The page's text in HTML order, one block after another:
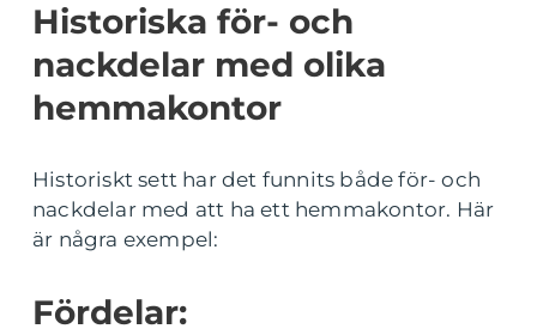
Historiska för- och
nackdelar med olika
hemmakontor
Historiskt sett har det funnits både för- och
nackdelar med att ha ett hemmakontor. Här
är några exempel:
Fördelar: